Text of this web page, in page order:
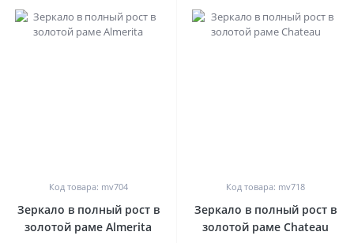
Код товара: mv704
Зеркало в полный рост в
золотой раме Almerita
Код товара: mv718
Зеркало в полный рост в
золотой раме Chateau